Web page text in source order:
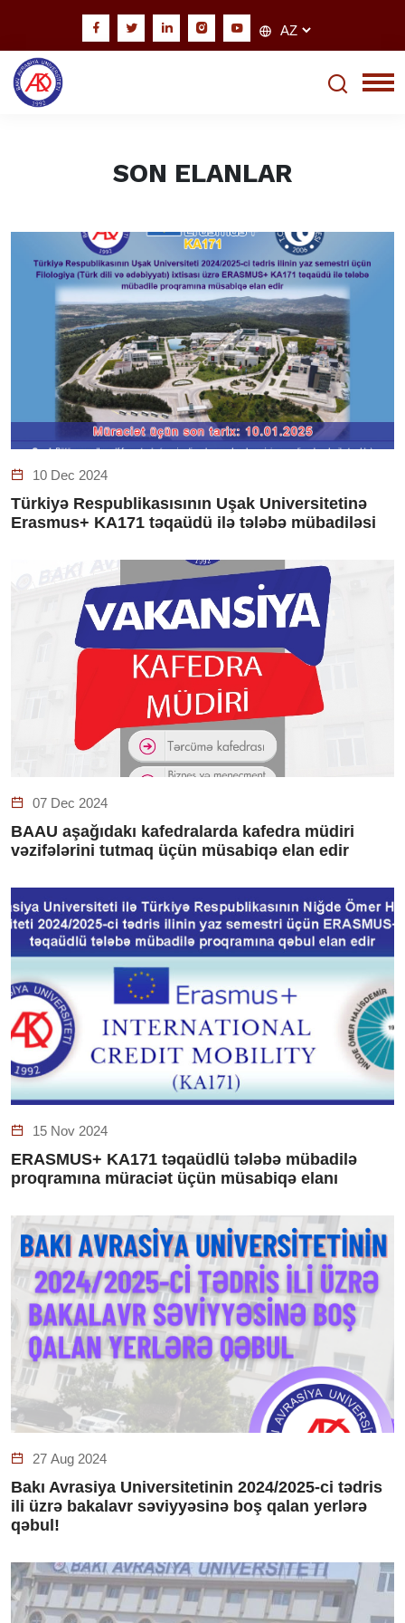
SON ELANLAR
10 Dec 2024
Türkiyə Respublikasısının Uşak Universitetinə
Erasmus+ KA171 təqaüdü ilə tələbə mübadiləsi
07 Dec 2024
BAAU aşağıdakı kafedralarda kafedra müdiri
vəzifələrini tutmaq üçün müsabiqə elan edir
15 Nov 2024
ERASMUS+ KA171 təqaüdlü tələbə mübadilə
proqramına müraciət üçün müsabiqə elanı
27 Aug 2024
Bakı Avrasiya Universitetinin 2024/2025-ci tədris
ili üzrə bakalavr səviyyəsinə boş qalan yerlərə
qəbul!